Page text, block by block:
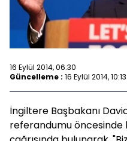
16 Eylül 2014, 06:30
Güncelleme : 16 Eylül 2014, 10:13
İngiltere Başbakanı
referandumu öncesinde